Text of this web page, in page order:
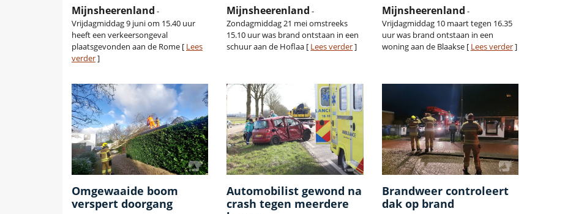
Mijnsheerenland -
Vrijdagmiddag 9 juni om 15.40 uur
heeft een verkeersongeval
plaatsgevonden aan de Rome [ Lees
verder]
Mijnsheerenland -
Zondagmiddag 21 mei omstreeks
15.10 uur was brand ontstaan in een
schuur aan de Hoflaa [ Lees verder]
Mijnsheerenland -
Vrijdagmiddag 10 maart tegen 16.35
uur was brand ontstaan in een
woning aan de Blaakse [ Lees verder]
Omgewaaide boom
verspert doorgang
Automobilist gewond na
crash tegen meerdere
Brandweer controleert
dak op brand